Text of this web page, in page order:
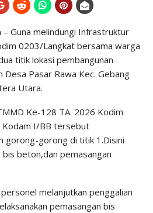
– Guna melindungi Infrastruktur
0203/Langkat bersama warga
titik lokasi pembangunan
Pasar Rawa Kec. Gebang
Utara.
Ke-128 TA. 2026 Kodim
I/BB tersebut
gorong-gorong di titik 1.Disini
bis beton,dan pemasangan
melanjutkan penggalian
pemasangan bis